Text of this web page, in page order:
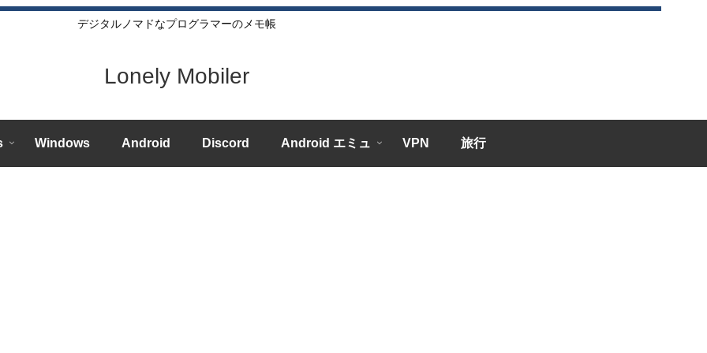
デジタルノマドなプログラマーのメモ帳
Lonely Mobiler
Windows Android Discord Android エミュ VPN 旅行